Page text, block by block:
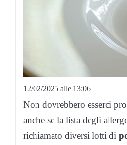
12/02/2025 alle 13:06
Non dovrebbero esserci
anche se la lista degli
richiamato diversi lotti di